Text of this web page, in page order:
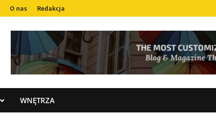
O nas Redakcja
WNĘTRZA